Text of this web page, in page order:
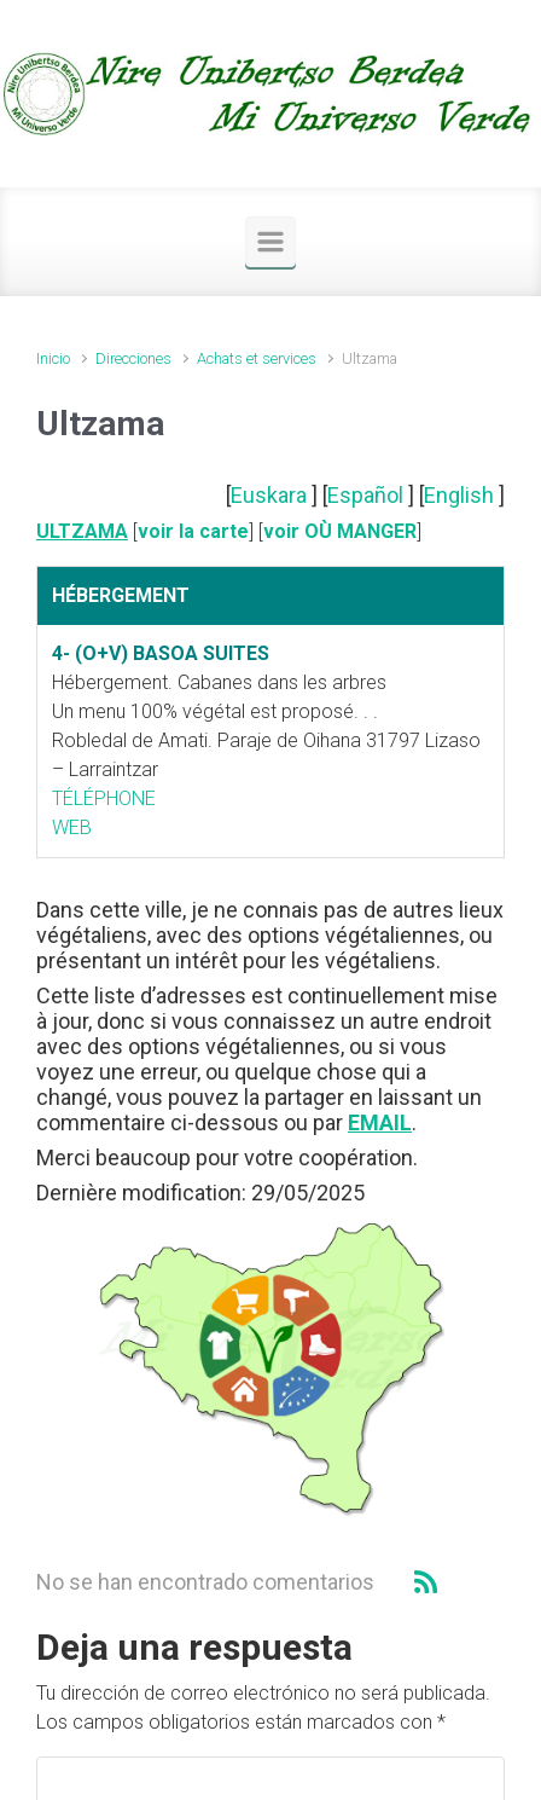
Inicio Direcciones Achats et services Ultzama
Ultzama
[Euskara ] [Español ] [English ]
ULTZAMA [voir la carte] [voir OÙ MANGER]
HÉBERGEMENT
4- (O+V) BASOA SUITES
Hébergement. Cabanes dans les arbres
Un menu 100% végétal est proposé. . .
Robledal de Amati. Paraje de Oihana 31797 Lizaso
– Larraintzar
TÉLÉPHONE
WEB
Dans cette ville, je ne connais pas de autres lieux
végétaliens, avec des options végétaliennes, ou
présentant un intérêt pour les végétaliens.
Cette liste d’adresses est continuellement mise
à jour, donc si vous connaissez un autre endroit
avec des options végétaliennes, ou si vous
voyez une erreur, ou quelque chose qui a
changé, vous pouvez la partager en laissant un
commentaire ci-dessous ou par EMAIL.
Merci beaucoup pour votre coopération.
Dernière modification: 29/05/2025
No se han encontrado comentarios
Deja una respuesta
Tu dirección de correo electrónico no será publicada.
Los campos obligatorios están marcados con *